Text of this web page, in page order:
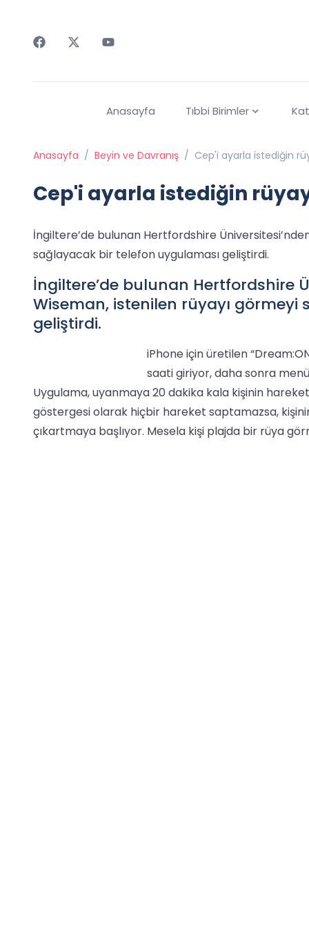
Anasayfa Tıbbi Birimler
Anasayfa / Beyin ve Davranış / Cep'i ayarla istediğin
Cep'i ayarla istediğin
İngiltere’de bulunan Hertfordshire
sağlayacak bir telefon uygulaması geliştirdi.
İngiltere’de bulunan Hertfordshire
Wiseman, istenilen rüyayı
geliştirdi.
iPhone için üretilen
saati giriyor, daha sonra
Uygulama, uyanmaya 20 dakika kala kişinin
göstergesi olarak hiçbir hareket saptamazsa,
çıkartmaya başlıyor. Mesela kişi plajda bir rüya